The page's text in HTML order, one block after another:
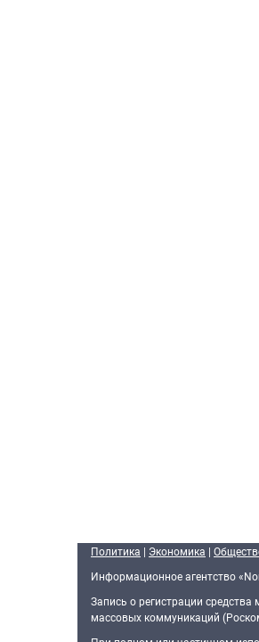
Политика | Экономика |
Информационное агентство
Запись о регистрации
массовых коммуникаций